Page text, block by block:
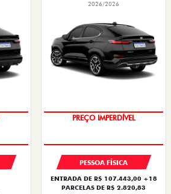
2026/2026
PREÇO IMPERDÍVEL
PESSOA FÍSICA
ENTRADA DE R$ 107.443,00 +18
PARCELAS DE R$ 2.820,83